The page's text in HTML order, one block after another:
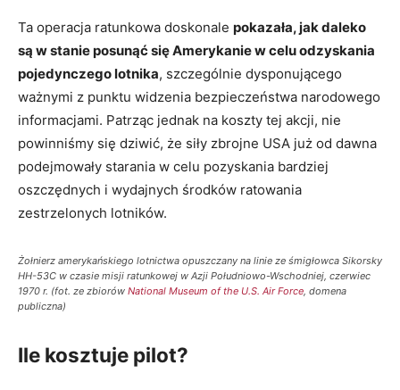
Ta operacja ratunkowa doskonale pokazała, jak daleko
są w stanie posunąć się Amerykanie w celu odzyskania
pojedynczego lotnika, szczególnie dysponującego
ważnymi z punktu widzenia bezpieczeństwa narodowego
informacjami. Patrząc jednak na koszty tej akcji, nie
powinniśmy się dziwić, że siły zbrojne USA już od dawna
podejmowały starania w celu pozyskania bardziej
oszczędnych i wydajnych środków ratowania
zestrzelonych lotników.
Żołnierz amerykańskiego lotnictwa opuszczany na linie ze śmigłowca Sikorsky
HH-53C w czasie misji ratunkowej w Azji Południowo-Wschodniej, czerwiec
1970 r. (fot. ze zbiorów National Museum of the U.S. Air Force , domena
publiczna)
Ile kosztuje pilot?